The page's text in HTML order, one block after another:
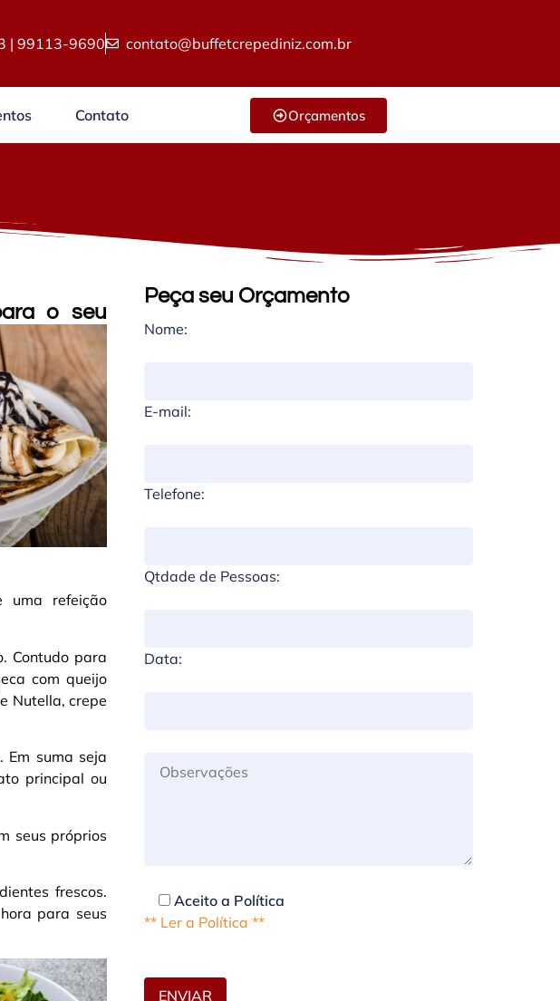
| 99113-9690 contato@buffetcrepediniz.com.br
Contato Orçamentos
o seu
uma refeição
Contudo para
com queijo
Nutella, crepe
suma seja
principal ou
seus próprios
frescos.
para seus
Peça seu Orçamento
Nome:
E-mail:
Telefone:
Qtdade de Pessoas:
Data:
Aceito a Política
** Ler a Política **